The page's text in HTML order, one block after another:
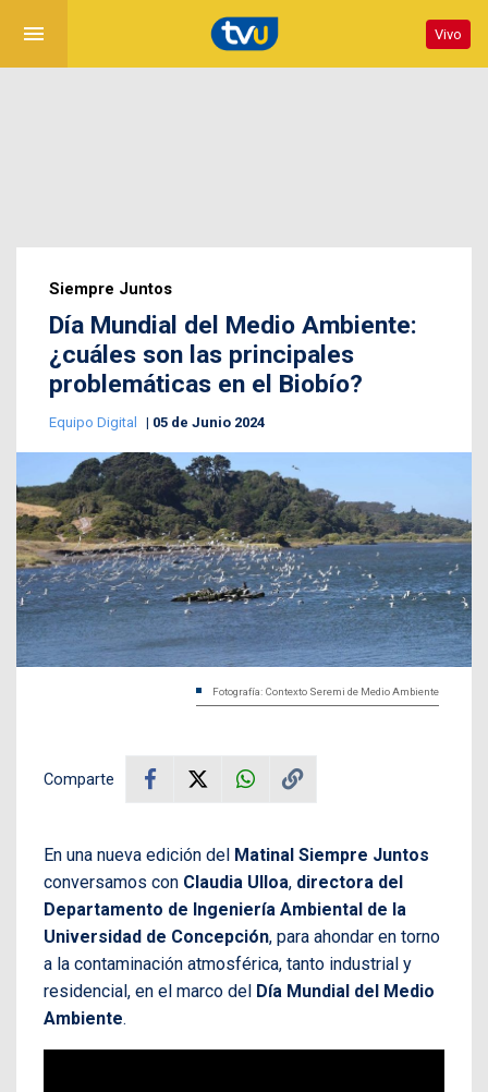
menu Vivo
Siempre Juntos
Día Mundial del Medio Ambiente:
¿cuáles son las principales
problemáticas en el Biobío?
Equipo Digital 05 de Junio 2024
Fotografía: Contexto Seremi de Medio Ambiente
Comparte
En una nueva edición del Matinal Siempre Juntos
conversamos con Claudia Ulloa, directora del
Departamento de Ingeniería Ambiental de la
Universidad de Concepción, para ahondar en torno
a la contaminación atmosférica, tanto industrial y
residencial, en el marco del Día Mundial del Medio
Ambiente.